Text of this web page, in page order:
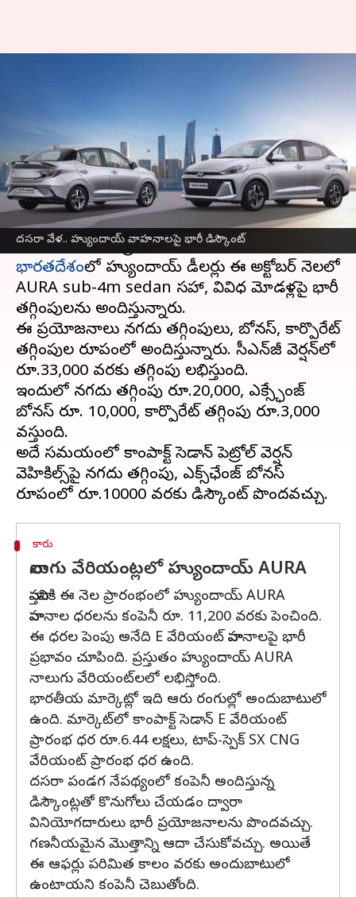
దసరా వేళ.. హ్యుందాయ్ వాహనాలపై భారీ డిస్కౌంట్
Hyundai AURA: దసరా వేళ..
హ్యుందాయ్ వాహనాలపై భారీ
డిస్కౌంట్
వ్రాసిన వారు Stalin Oct 15, 2023 04:37 pm
ఈ వార్తాకథనం ఏంటి
దక్షిణ కొరియా మోటార్ కంపెనీ 'హ్యుందాయ్'.. దసరా
భారతదేశంలో హ్యుందాయ్ డీలర్లు ఈ అక్టోబర్ నెలలో
AURA sub-4m sedan సహా, వివిధ మోడళ్లపై భారీ
తగ్గింపులను అందిస్తున్నారు.
ఈ ప్రయోజనాలు నగదు తగ్గింపులు, బోనస్‌, కార్పొరేట్
తగ్గింపుల రూపంలో అందిస్తున్నారు. సీఎన్‌జీ వెర్షన్‌లో
రూ.33,000 వరకు తగ్గింపు లభిస్తుంది.
ఇందులో నగదు తగ్గింపు రూ.20,000, ఎక్స్ఛేంజ్
బోనస్ రూ. 10,000, కార్పొరేట్ తగ్గింపు రూ.3,000
వస్తుంది.
అదే సమయంలో కాంపాక్ట్ సెడాన్ పెట్రోల్ వెర్షన్‌
వెహికిల్స్‌పై నగదు తగ్గింపు, ఎక్స్‌ఛేంజ్ బోనస్‌
కారు
నాలుగు వేరియంట్లలో హ్యుందాయ్ AURA
వాస్తవానికి ఈ నెల ప్రారంభంలో హ్యుందాయ్ AURA
వాహనాల ధరలను కంపెనీ రూ. 11,200 వరకు పెంచింది.
ఈ ధరల పెంపు అనేది E వేరియంట్‌ వాహనాలపై భారీ
ప్రభావం చూపింది. ప్రస్తుతం హ్యుందాయ్ AURA
నాలుగు వేరియంట్‌లలో లభిస్తోంది.
భారతీయ మార్కెట్లో ఇది ఆరు రంగుల్లో అందుబాటులో
ఉంది. మార్కెట్‌లో కాంపాక్ట్ సెడాన్ E వేరియంట్
ప్రారంభ ధర రూ.6.44 లక్షలు, టాప్-స్పెక్ SX CNG
వేరియంట్ ప్రారంభ ధర ఉంది.
దసరా పండగ నేపథ్యంలో కంపెనీ అందిస్తున్న
డిస్కౌంట్లతో కొనుగోలు చేయడం ద్వారా
వినియోగదారులు భారీ ప్రయోజనాలను పొందవచ్చు.
గణనీయమైన మొత్తాన్ని ఆదా చేసుకోవచ్చు. అయితే
ఈ ఆఫర్లు పరిమిత కాలం వరకు అందుబాటులో
ఉంటాయని కంపెనీ చెబుతోంది.